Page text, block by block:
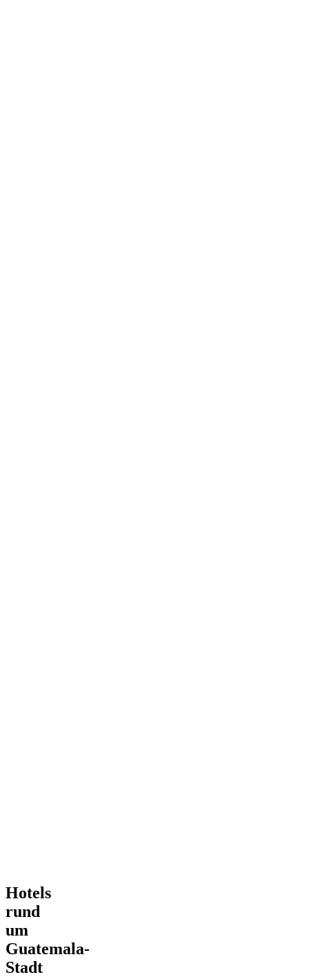
Hotels
rund
um
Guatemala-
Stadt